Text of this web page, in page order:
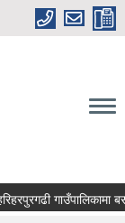
गाउँपालिकामा